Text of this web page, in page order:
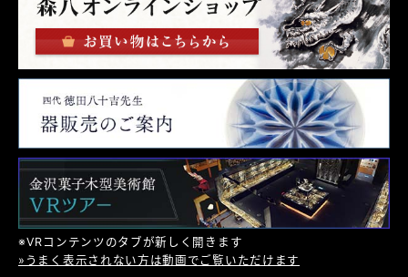
※VRコンテンツのタブが新しく開きます
»うまく表示されない方は動画でご覧いただけます